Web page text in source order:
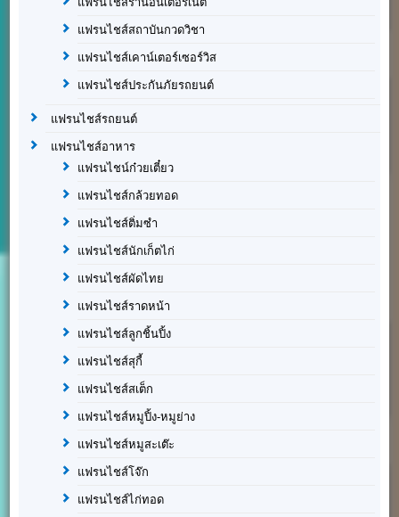
แฟรนไชส์สถาบันกวดวิชา
แฟรนไชส์เคาน์เตอร์เซอร์วิส
แฟรนไชส์ประกันภัยรถยนต์
แฟรนไชส์รถยนต์
แฟรนไชส์อาหาร
แฟรนไชน์ก๋วยเตี๋ยว
แฟรนไชส์กล้วยทอด
แฟรนไชส์ติ่มซำ
แฟรนไชส์นักเก็ตไก่
แฟรนไชส์ผัดไทย
แฟรนไชส์ราดหน้า
แฟรนไชส์ลูกชิ้นปิ้ง
แฟรนไชส์สุกี้
แฟรนไชส์สเต็ก
แฟรนไชส์หมูปิ้ง-หมูย่าง
แฟรนไชส์หมูสะเต๊ะ
แฟรนไชส์โจ๊ก
แฟรนไชส์ไก่ทอด